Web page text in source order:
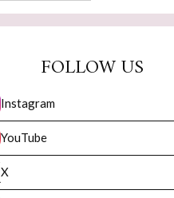
FOLLOW US
Instagram
YouTube
X